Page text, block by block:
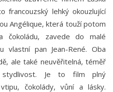
francouzský lehký okouzlující
Angélique, která touží potom
čokoládu, zavede do malé
vlastní pan Jean-René. Oba
ale také neuvěřitelná, téměř
stydlivost. Je to film plný
čokolády, vůní a lásky.